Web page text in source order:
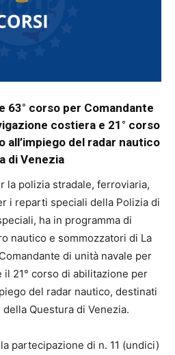
63° corso per Comandante
costiera e 21° corso
all’impiego del radar nautico
di Venezia
la polizia stradale, ferroviaria,
i reparti speciali della Polizia di
ha in programma di
nautico e sommozzatori di La
di unità navale per
il 21° corso di abilitazione per
del radar nautico, destinati
Questura di Venezia.
partecipazione di n. 11 (undici)